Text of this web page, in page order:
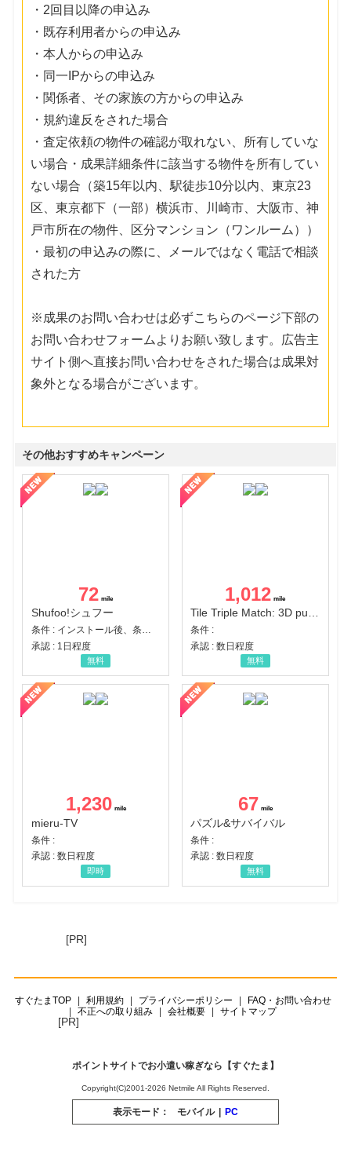
・2回目以降の申込み
・既存利用者からの申込み
・本人からの申込み
・同一IPからの申込み
・関係者、その家族の方からの申込み
・規約違反をされた場合
・査定依頼の物件の確認が取れない、所有していな
い場合・成果詳細条件に該当する物件を所有してい
ない場合（築15年以内、駅徒歩10分以内、東京23
区、東京都下（一部）横浜市、川崎市、大阪市、神
戸市所在の物件、区分マンション（ワンルーム））
・最初の申込みの際に、メールではなく電話で相談
された方
※成果のお問い合わせは必ずこちらのページ下部の
お問い合わせフォームよりお願い致します。広告主
サイト側へ直接お問い合わせをされた場合は成果対
象外となる場合がございます。
その他おすすめキャンペーン
72
Shufoo!シュフー
条件 : インストール後、条件達成
承認 : 1日程度
無料
1,012
Tile Triple Match: 3D puzzle
条件 :
承認 : 数日程度
無料
1,230
mieru-TV
条件 :
承認 : 数日程度
即時
67
パズル&サバイバル
条件 :
承認 : 数日程度
無料
[PR]
すぐたまTOP 利用規約 プライバシーポリシー
FAQ・お問い合わせ
不正への取り組み
会社概要 サイトマップ
[PR]
ポイントサイトでお小遣い稼ぎなら【すぐたま】
Copyright(C)2001-2026 Netmile All Rights Reserved.
表示モード： モバイル | PC